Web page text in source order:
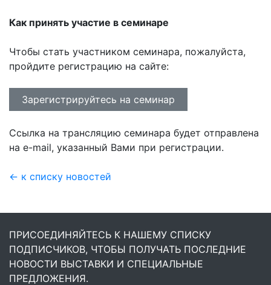
Как принять участие в семинаре
Чтобы стать участником семинара, пожалуйста,
пройдите регистрацию на сайте:
Зарегистрируйтесь на семинар
Ссылка на трансляцию семинара будет отправлена
на e-mail, указанный Вами при регистрации.
← к списку новостей
ПРИСОЕДИНЯЙТЕСЬ К НАШЕМУ СПИСКУ
ПОДПИСЧИКОВ, ЧТОБЫ ПОЛУЧАТЬ ПОСЛЕДНИЕ
НОВОСТИ ВЫСТАВКИ И СПЕЦИАЛЬНЫЕ
ПРЕДЛОЖЕНИЯ.